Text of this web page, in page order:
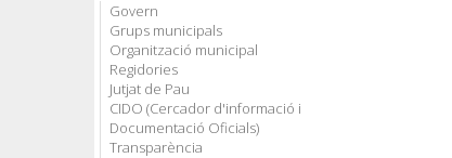
Govern
Grups municipals
Organització municipal
Regidories
Jutjat de Pau
CIDO (Cercador d'informació i
Documentació Oficials)
Transparència